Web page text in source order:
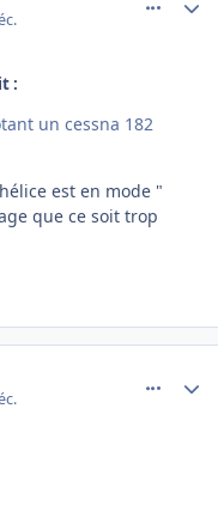
:
un cessna 182
est en mode "
que ce soit trop